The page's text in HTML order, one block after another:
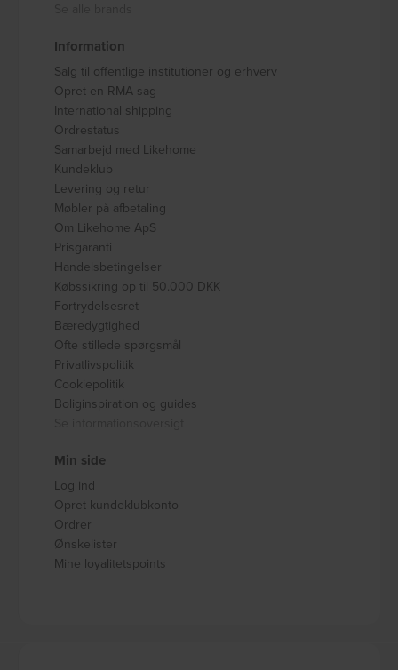
Information
Salg til offentlige institutioner og erhverv
Opret en RMA-sag
International shipping
Ordrestatus
Samarbejd med Likehome
Kundeklub
Levering og retur
Møbler på afbetaling
Om Likehome ApS
Prisgaranti
Handelsbetingelser
Købssikring op til 50.000 DKK
Fortrydelsesret
Bæredygtighed
Ofte stillede spørgsmål
Privatlivspolitik
Cookiepolitik
Boliginspiration og guides
Min side
Log ind
Opret kundeklubkonto
Ordrer
Ønskelister
Mine loyalitetspoints